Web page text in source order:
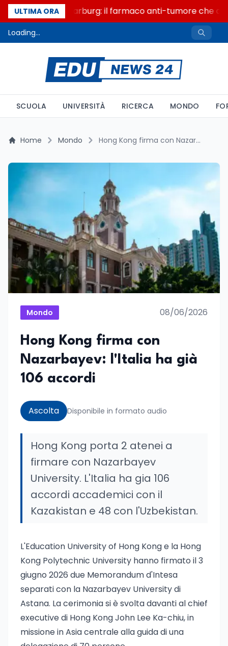
ULTIMA ORA
Un secolo di Warburg: il farmaco anti-tumore che
Loading...
SCUOLA UNIVERSITÀ RICERCA MONDO
Home Mondo Hong Kong firma con Nazarbayev: l'Italia ha già 106 accordi
Mondo 08/06/2026
Hong Kong firma con
Nazarbayev: l'Italia ha già
106 accordi
Ascolta Disponibile in formato audio
Hong Kong porta 2 atenei a
firmare con Nazarbayev
University. L'Italia ha gia 106
accordi accademici con il
Kazakistan e 48 con l'Uzbekistan.
L'Education University of Hong Kong e la Hong
Kong Polytechnic University hanno firmato il 3
giugno 2026 due Memorandum d'Intesa
separati con la Nazarbayev University di
Astana. La cerimonia si è svolta davanti al chief
executive di Hong Kong John Lee Ka-chiu, in
missione in Asia centrale alla guida di una